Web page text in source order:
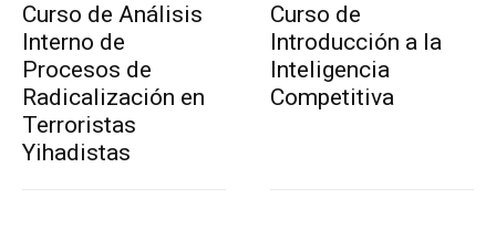
Curso de Análisis
Interno de
Procesos de
Radicalización en
Terroristas
Yihadistas
Curso de
Introducción a la
Inteligencia
Competitiva